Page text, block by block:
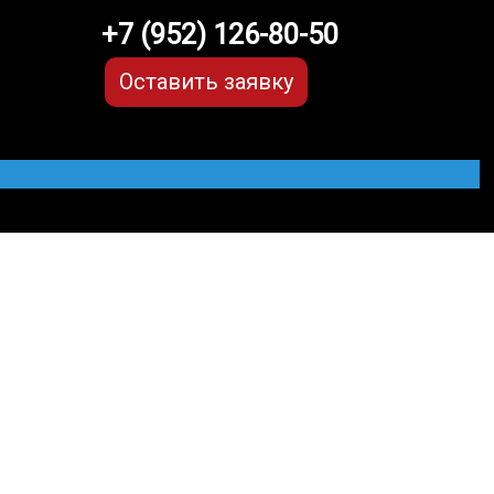
+7 (952) 126-80-50
Оставить заявку